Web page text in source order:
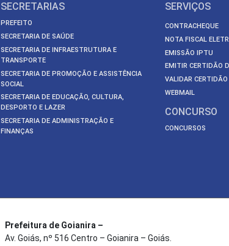
SECRETARIAS
PREFEITO
SECRETARIA DE SAÚDE
SECRETARIA DE INFRAESTRUTURA E
TRANSPORTE
SECRETARIA DE PROMOÇÃO E ASSISTÊNCIA
SOCIAL
SECRETARIA DE EDUCAÇÃO, CULTURA,
DESPORTO E LAZER
SECRETARIA DE ADMINISTRAÇÃO E
FINANÇAS
SERVIÇOS
CONTRACHEQUE
NOTA FISCAL
EMISSÃO IPTU
EMITIR CERTIDÃO
VALIDAR
WEBMAIL
CONCURSO
CONCURSOS
Prefeitura de Goianira –
Av. Goiás, nº 516 Centro – Goianira – Goiás.